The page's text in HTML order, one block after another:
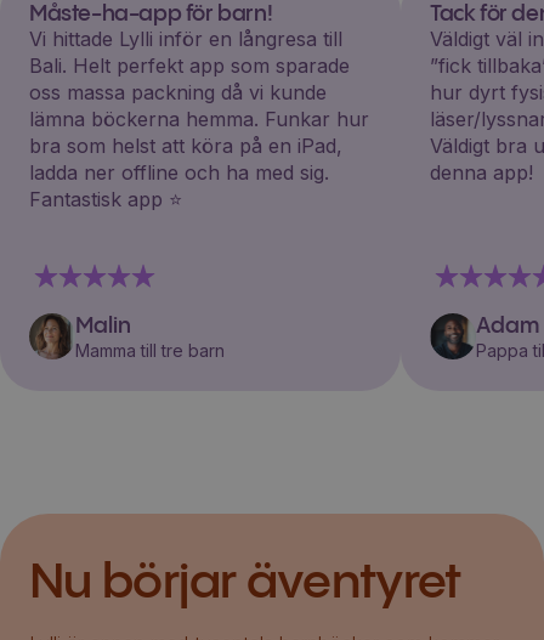
Måste-ha-app för barn!
Vi hittade Lylli inför en långresa till
Bali. Helt perfekt app som sparade
oss massa packning då vi kunde
lämna böckerna hemma. Funkar hur
bra som helst att köra på en iPad,
ladda ner offline och ha med sig.
Fantastisk app ⭐️
Malin
Mamma till tre barn
Tack för
Väldigt väl
”fick
hur dyrt
läser/
Väldigt bra
denna app!
Adam
Pappa
Nu börjar äventyret